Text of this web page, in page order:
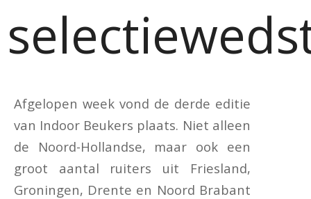
Afgelopen week vond de derde editie
van Indoor Beukers plaats. Niet alleen
de Noord-Hollandse, maar ook een
groot aantal ruiters uit Friesland,
Groningen, Drente en Noord Brabant